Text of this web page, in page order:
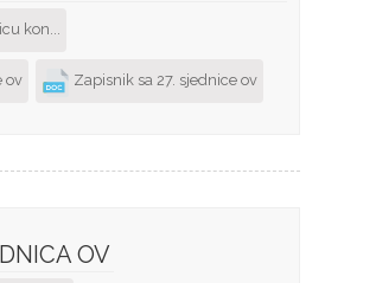
kon...
ov Zapisnik sa 27. sjednice ov
OV